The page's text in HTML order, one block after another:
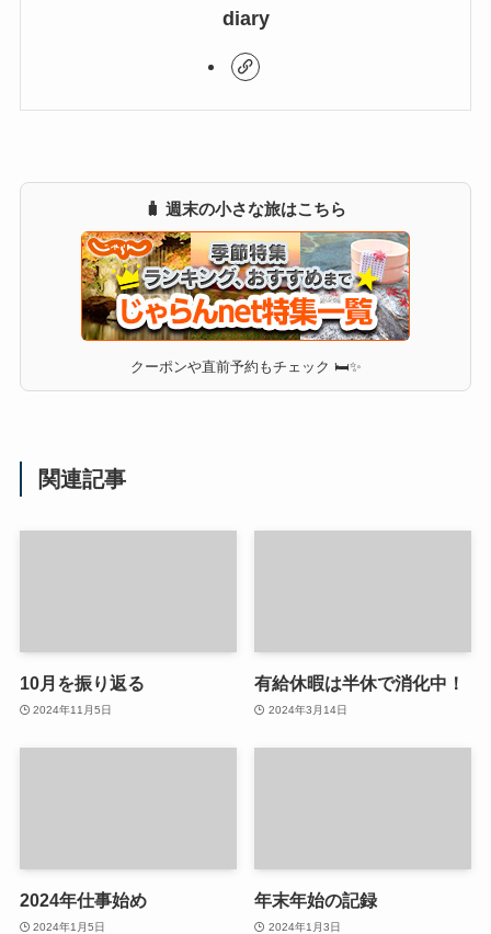
diary
🧳 週末の小さな旅はこちら
クーポンや直前予約もチェック 🛏✨
関連記事
10月を振り返る
2024年11月5日
有給休暇は半休で消化中！
2024年3月14日
2024年仕事始め
2024年1月5日
年末年始の記録
2024年1月3日